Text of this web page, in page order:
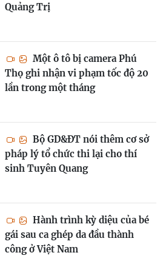
Quảng Trị
Một ô tô bị camera Phú
Thọ ghi nhận vi phạm tốc độ 20
lần trong một tháng
Bộ GD&ĐT nói thêm cơ sở
pháp lý tổ chức thi lại cho thí
sinh Tuyên Quang
Hành trình kỳ diệu của bé
gái sau ca ghép da đầu thành
công ở Việt Nam